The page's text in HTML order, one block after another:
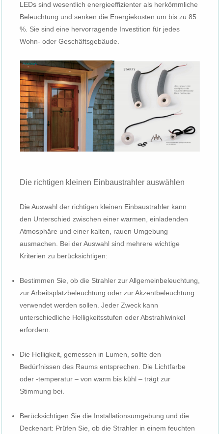
LEDs sind wesentlich energieeffizienter als herkömmliche
Beleuchtung und senken die Energiekosten um bis zu 85
%. Sie sind eine hervorragende Investition für jedes
Wohn- oder Geschäftsgebäude.
Die richtigen kleinen Einbaustrahler auswählen
Die Auswahl der richtigen kleinen Einbaustrahler kann
den Unterschied zwischen einer warmen, einladenden
Atmosphäre und einer kalten, rauen Umgebung
ausmachen. Bei der Auswahl sind mehrere wichtige
Kriterien zu berücksichtigen:
Bestimmen Sie, ob die Strahler zur Allgemeinbeleuchtung,
zur Arbeitsplatzbeleuchtung oder zur Akzentbeleuchtung
verwendet werden sollen. Jeder Zweck kann
unterschiedliche Helligkeitsstufen oder Abstrahlwinkel
erfordern.
Die Helligkeit, gemessen in Lumen, sollte den
Bedürfnissen des Raums entsprechen. Die Lichtfarbe
oder -temperatur – von warm bis kühl – trägt zur
Stimmung bei.
Berücksichtigen Sie die Installationsumgebung und die
Deckenart: Prüfen Sie, ob die Strahler in einem feuchten